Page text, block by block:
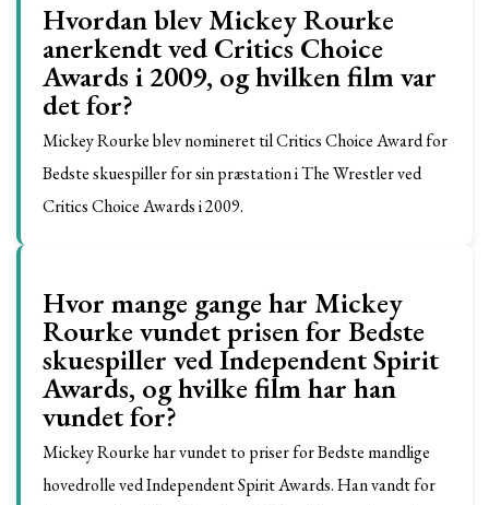
Hvordan blev Mickey Rourke
anerkendt ved Critics Choice
Awards i 2009, og hvilken film var
det for?
Mickey Rourke blev nomineret til Critics Choice Award for
Bedste skuespiller for sin præstation i The Wrestler ved
Critics Choice Awards i 2009.
Hvor mange gange har Mickey
Rourke vundet prisen for Bedste
skuespiller ved Independent Spirit
Awards, og hvilke film har han
vundet for?
Mickey Rourke har vundet to priser for Bedste mandlige
hovedrolle ved Independent Spirit Awards. Han vandt for